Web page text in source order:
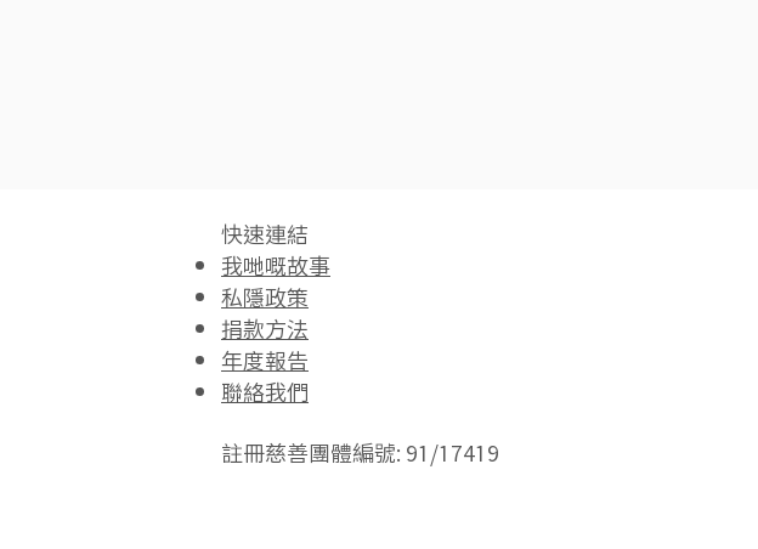
快速連結​
我哋嘅故事
私隱政策
捐款方法
年度報告
聯絡我們
註冊慈善團體編號: 91/17419